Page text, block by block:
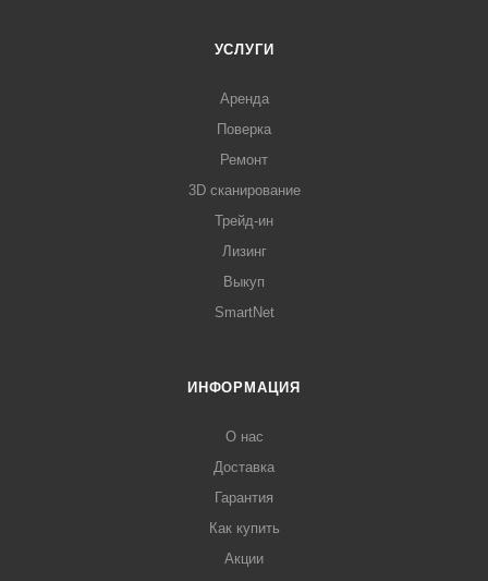
УСЛУГИ
Аренда
Поверка
Ремонт
3D сканирование
Трейд-ин
Лизинг
Выкуп
SmartNet
ИНФОРМАЦИЯ
О нас
Доставка
Гарантия
Как купить
Акции